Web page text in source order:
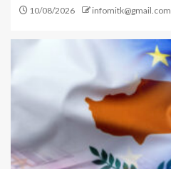
10/08/2026 infomitk@gmail.com